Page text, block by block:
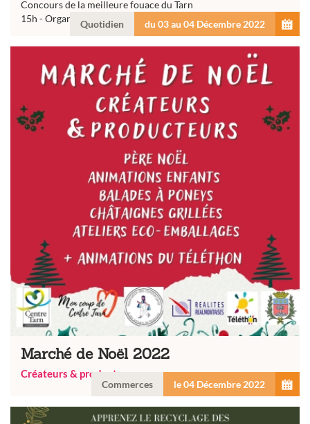
Concours de la meilleure fouace du Tarn
15h - Organisé par la Maison des...
Quotidien du 03 au 04 Décembre 2022
Marché de Noël 2022
Créateurs & producteurs
Commerces le 04 Décembre 2022